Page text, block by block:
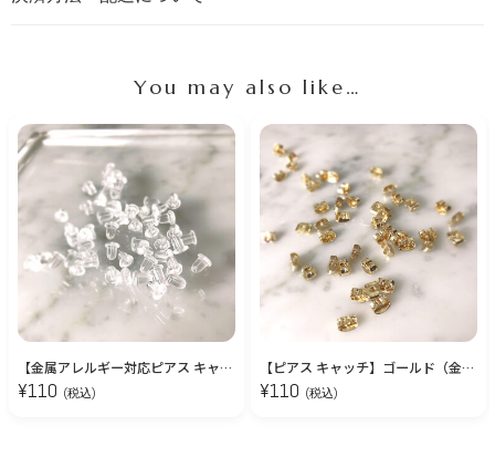
You may also like…
【金属アレルギー対応ピアス キャッチ】樹脂（樹脂キャッチ・無色）10個入り
¥110 (税込)
【ピアス キャッチ】ゴールド（金属キャッチ・金色）10個入り
¥110 (税込)